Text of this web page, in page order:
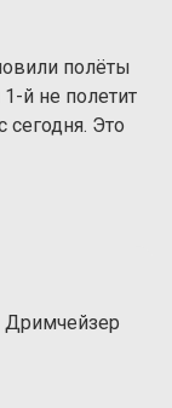
полёты
й не полетит
сегодня. Это
Дримчейзер